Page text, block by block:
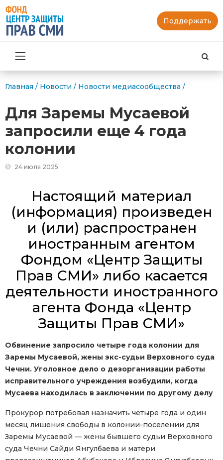
Поддержать
Главная / Новости / Новости медиасообщества /
Для Заремы Мусаевой
запросили еще 4 года
колонии
24 июля 2025
Настоящий материал
(информация) произведен
и (или) распространен
иностранным агентом
Фондом «Центр Защиты
Прав СМИ» либо касается
деятельности иностранного
агента Фонда «Центр
Защиты Прав СМИ»
Обвинение запросило четыре года колонии для
Заремы Мусаевой, жены экс-судьи Верховного суда
Чечни. Уголовное дело о дезорганизации работы
исправительного учреждения возбудили, когда
Мусаева находилась в заключении по другому делу
Прокурор потребовал назначить четыре года и один
месяц лишения свободы в колонии-поселении для
Заремы Мусаевой — жены бывшего судьи Верховного
суда Чечни Сайди Янгулбаева и матери